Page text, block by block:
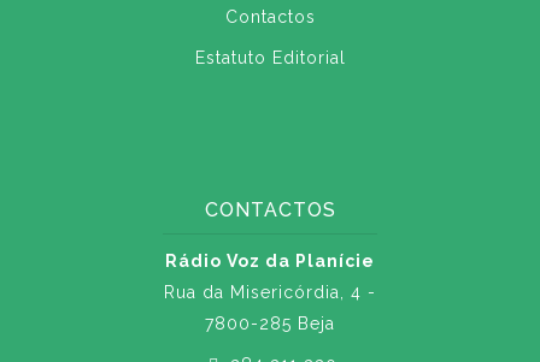
Contactos
Estatuto Editorial
CONTACTOS
Rádio Voz da Planície
Rua da Misericórdia, 4 -
7800-285 Beja